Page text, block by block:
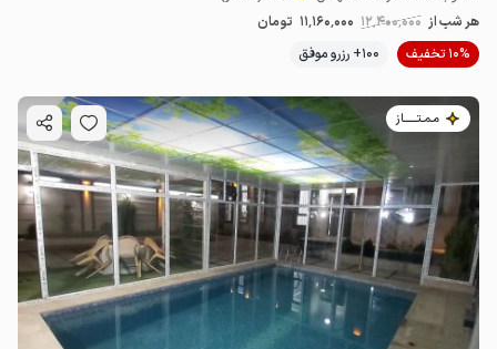
هر شب از 12٬400٬000 11٬160٬000 تومان
10% تخفیف
100+ رزرو موفق
مـمـتــــــاز